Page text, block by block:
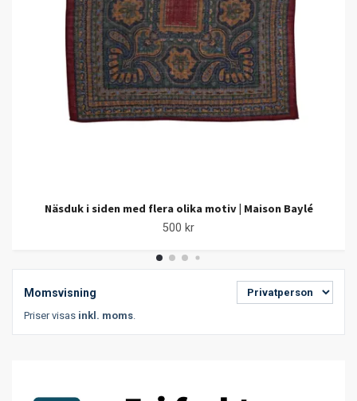
Momsvisning
Priser visas inkl. moms.
Näsduk i siden med flera olika motiv | Maison Baylé
500 kr